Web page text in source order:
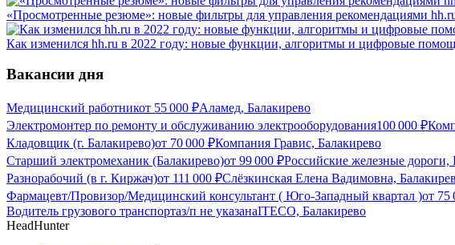
«Просмотренные резюме»: новые фильтры для управления рекомендациями
Как изменился hh.ru в 2022 году: новые функции, алгоритмы и цифровые
Вакансии дня
Медицинский работникот 55 000 ₽Аламед, Балакирево
Электромонтер по ремонту и обслуживанию электрооборудования100 000 ₽
Кладовщик (г. Балакирево)от 70 000 ₽Компания Гравис, Балакирево
Старший электромеханик (Балакирево)от 99 000 ₽Российские железные дороги,
Разнорабочий (в г. Киржач)от 111 000 ₽Слёзкинская Елена Вадимовна,
Фармацевт/Провизор/Медицинский консультант ( Юго-Западный квартал )от 75
Водитель грузового транспортаз/п не указанаITECO, Балакирево
HeadHunter